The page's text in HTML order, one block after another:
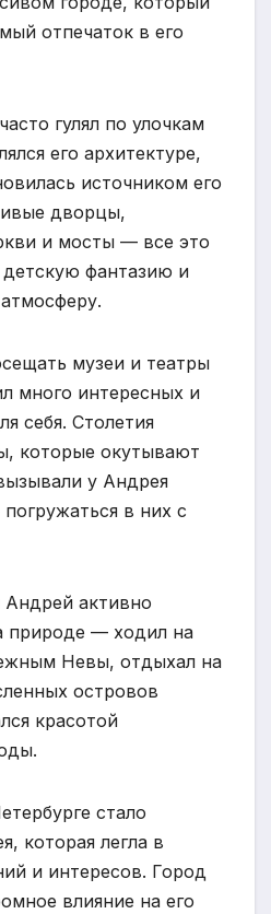
отпечаток в его
гулял по улочкам
его архитектуре,
источником его
дворцы,
и мосты — все это
детскую фантазию и
музеи и театры
много интересных и
себя. Столетия
которые окутывают
у Андрея
в них с
Андрей активно
природе — ходил на
Невы, отдыхал на
островов
красотой
стало
которая легла в
и интересов. Город
влияние на его